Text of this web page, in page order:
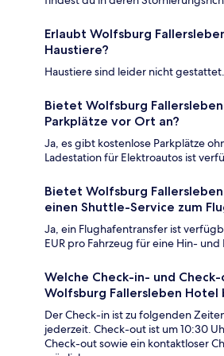
Erlaubt Wolfsburg
Haustiere?
Haustiere sind leider nicht gestattet.
Bietet Wolfsburg
Parkplätze vor Ort an?
Ja, es gibt kostenlose Parkplätze
Ladestation für Elektroautos ist
Bietet Wolfsburg
einen Shuttle-Service zum
Ja, ein Flughafentransfer ist
EUR pro Fahrzeug für eine Hin- und
Welche Check-in- und
Wolfsburg Fallersleben Hotel
Der Check-in ist zu folgenden
jederzeit. Check-out ist um 10:30
Check-out sowie ein kontaktloser